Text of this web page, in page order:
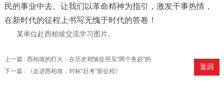
民的事业中去。让我们以革命精神为指引，激发干事热情，
在新时代的征程上书写无愧于时代的答卷！
某单位赴西柏坡交流学习图片。
上一篇 : 西柏坡的灯火：在历史褶皱处照见"两个务必"的
永恒光芒
下一篇 : 《走进西柏坡，对标“赶考”新征程》
返回